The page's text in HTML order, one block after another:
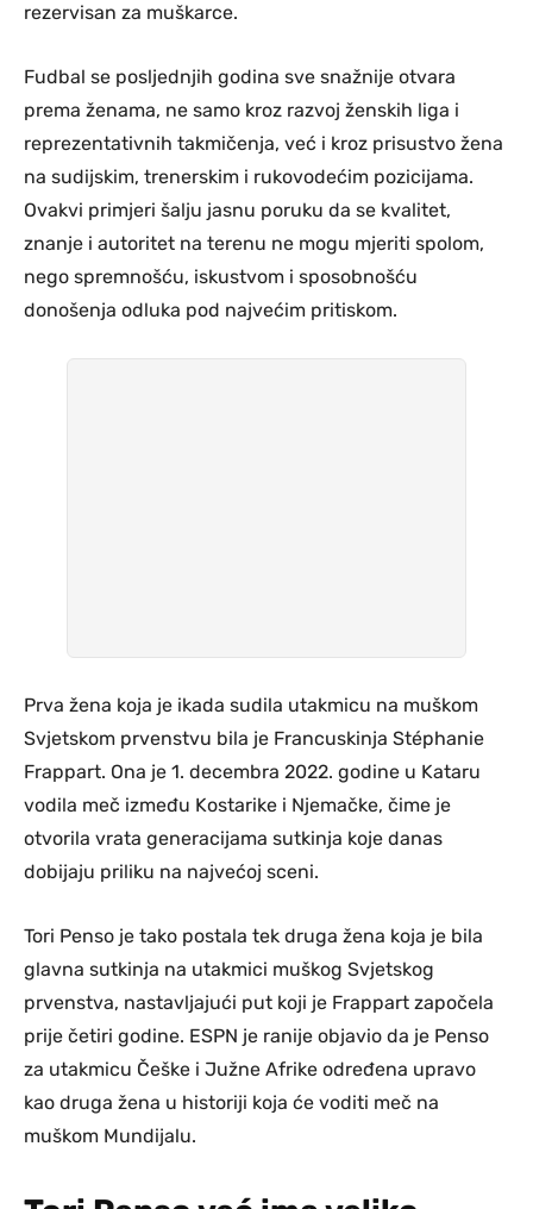
rezervisan za muškarce.
Fudbal se posljednjih godina sve snažnije otvara
prema ženama, ne samo kroz razvoj ženskih liga i
reprezentativnih takmičenja, već i kroz prisustvo žena
na sudijskim, trenerskim i rukovodećim pozicijama.
Ovakvi primjeri šalju jasnu poruku da se kvalitet,
znanje i autoritet na terenu ne mogu mjeriti spolom,
nego spremnošću, iskustvom i sposobnošću
donošenja odluka pod najvećim pritiskom.
Prva žena koja je ikada sudila utakmicu na muškom
Svjetskom prvenstvu bila je Francuskinja Stéphanie
Frappart. Ona je 1. decembra 2022. godine u Kataru
vodila meč između Kostarike i Njemačke, čime je
otvorila vrata generacijama sutkinja koje danas
dobijaju priliku na najvećoj sceni.
Tori Penso je tako postala tek druga žena koja je bila
glavna sutkinja na utakmici muškog Svjetskog
prvenstva, nastavljajući put koji je Frappart započela
prije četiri godine. ESPN je ranije objavio da je Penso
za utakmicu Češke i Južne Afrike određena upravo
kao druga žena u historiji koja će voditi meč na
muškom Mundijalu.